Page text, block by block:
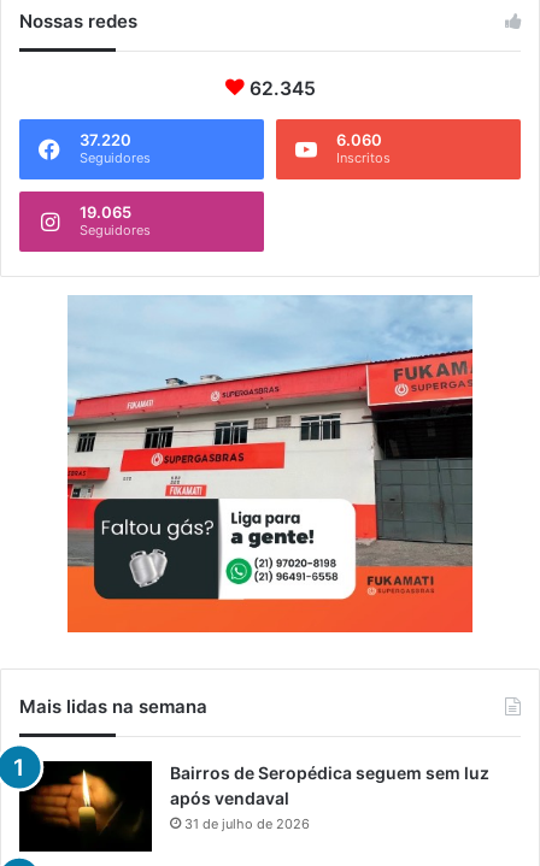
Nossas redes
62.345
37.220
Seguidores
6.060
Inscritos
19.065
Seguidores
Mais lidas na semana
Bairros de Seropédica seguem sem luz
após vendaval
31 de julho de 2026